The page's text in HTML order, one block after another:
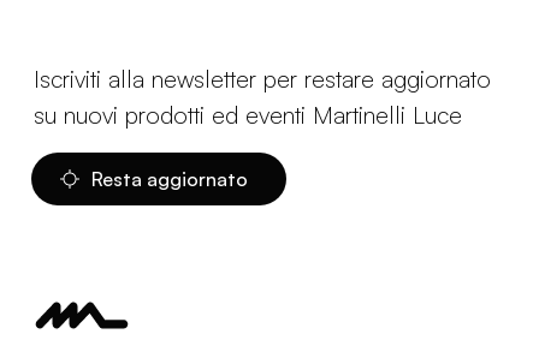
Iscriviti alla newsletter per restare aggiornato
su nuovi prodotti ed eventi Martinelli Luce
Resta aggiornato